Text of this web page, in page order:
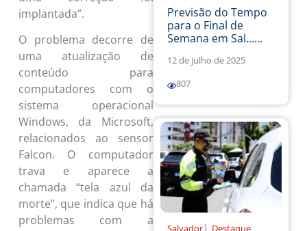
implantada”.
O problema decorre de
uma atualização de
conteúdo para
computadores com o
sistema operacional
Windows, da Microsoft,
relacionados ao sensor
Falcon. O computador
trava e aparece a
chamada “tela azul da
morte”, que indica que há
problemas com a
Previsão do Tempo
para o Final de
Semana em Sal......
12 de julho de 2025
807
Salvador | Destaque